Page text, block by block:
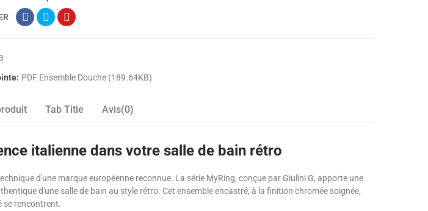
PDF Ensemble Douche (189.64KB)
Tab Title Avis(0)
italienne dans votre salle de bain rétro
d'une marque européenne reconnue. La série MyRing, conçue par Giulini G, apporte une
d'une salle de bain au style rétro. Cet ensemble encastré, à la finition chromée soignée,
se rencontrent.